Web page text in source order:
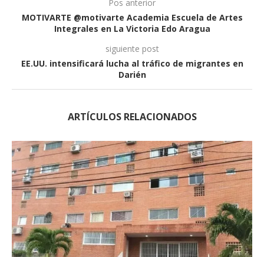
Pos anterior
MOTIVARTE @motivarte Academia Escuela de Artes
Integrales en La Victoria Edo Aragua
siguiente post
EE.UU. intensificará lucha al tráfico de migrantes en
Darién
ARTÍCULOS RELACIONADOS